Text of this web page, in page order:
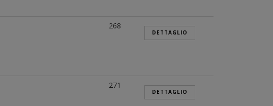
268
DETTAGLIO
271
DETTAGLIO